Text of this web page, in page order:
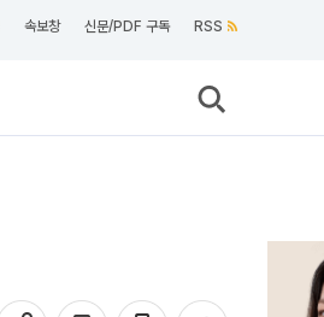
속보창 신문/PDF 구독 RSS